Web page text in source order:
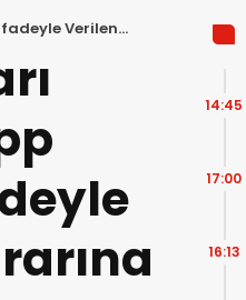
Verilen
14:45
17:00
16:13